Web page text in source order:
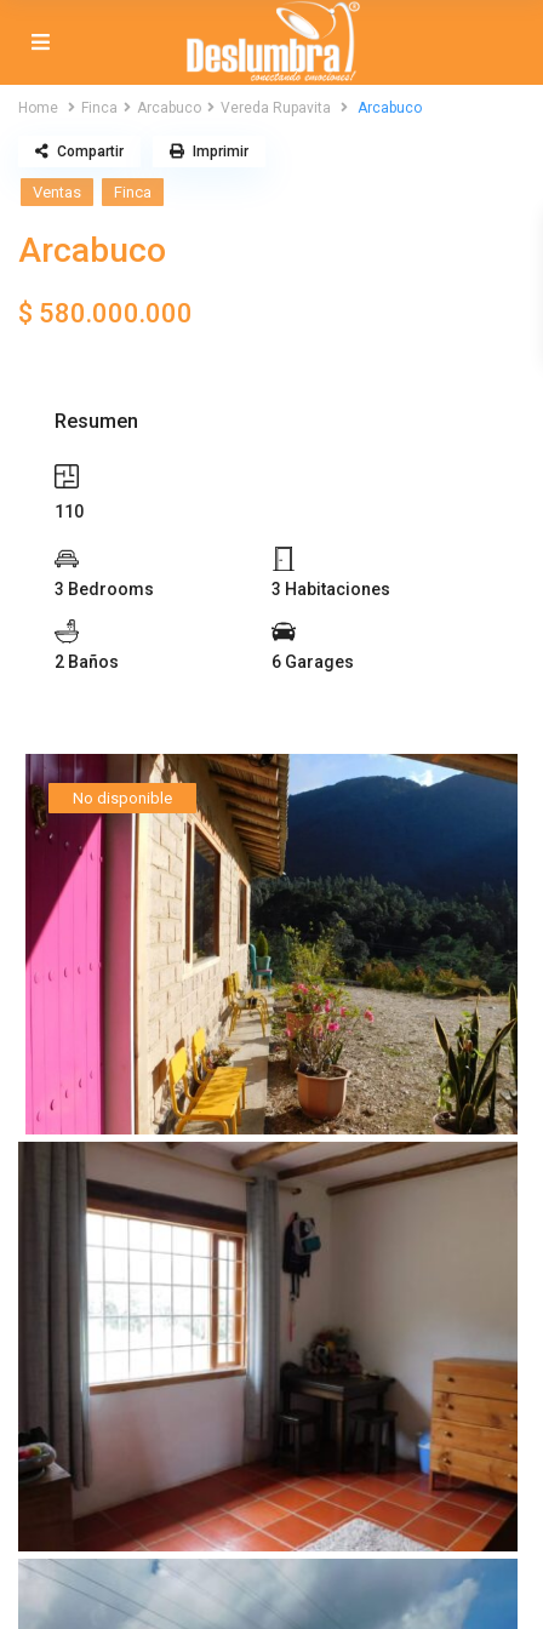
Home Finca Arcabuco Vereda Rupavita Arcabuco
Ventas Finca
Arcabuco
$ 580.000.000
Compartir Imprimir
Resumen
110
3 Bedrooms 3 Habitaciones
2 Baños 6 Garages
No disponible